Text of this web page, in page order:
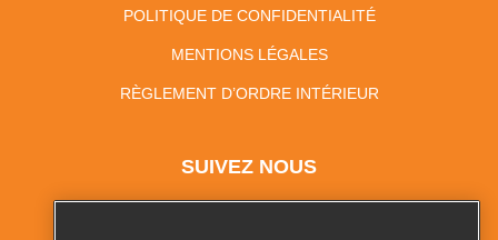
POLITIQUE DE CONFIDENTIALITÉ
MENTIONS LÉGALES
RÈGLEMENT D’ORDRE INTÉRIEUR
SUIVEZ NOUS